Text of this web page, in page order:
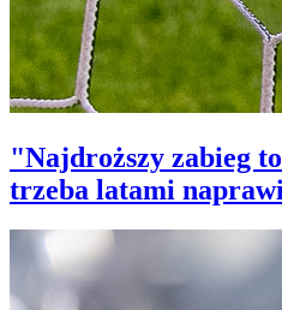
"Najdroższy zabieg
trzeba latami